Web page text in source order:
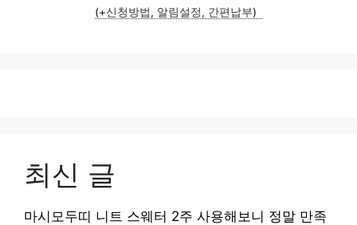
(+신청방법, 알림설정, 간편납부)
최신 글
마시모두띠 니트 스웨터 2주 사용해보니 정말 만족